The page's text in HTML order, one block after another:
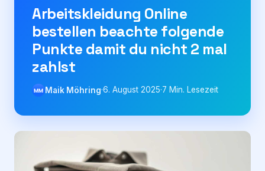
News
Ratgeber
Werbung
Preise
Für Firmen
Arbeitskleidung Online
bestellen beachte folgende
Punkte damit du nicht 2 mal
zahlst
MM Maik Möhring·6. August 2025·7 Min. Lesezeit